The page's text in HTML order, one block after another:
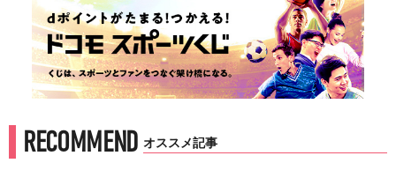
RECOMMEND オススメ記事